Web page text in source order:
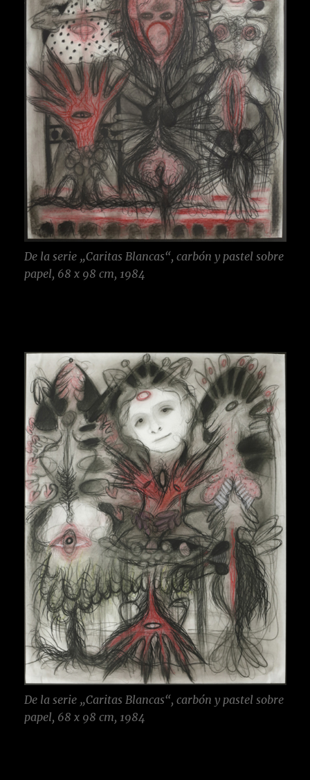
De la serie „Caritas Blancas“, carbón y pastel sobre
papel, 68 x 98 cm, 1984
De la serie „Caritas Blancas“, carbón y pastel sobre
papel, 68 x 98 cm, 1984